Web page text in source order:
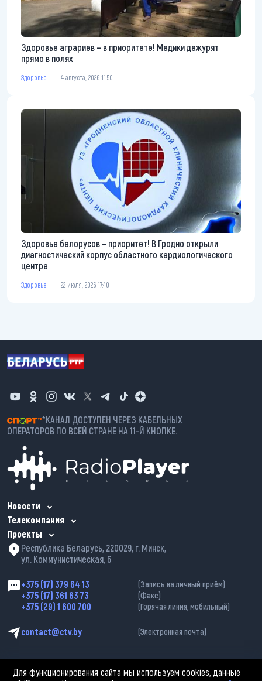
Здоровье аграриев – в приоритете! Медики дежурят
прямо в полях
Здоровье 4 августа, 2026 11:50
Здоровье белорусов – приоритет! В Гродно открыли
диагностический корпус областного кардиологического
центра
Здоровье 22 июля, 2026 17:40
*КАНАЛ ДОСТУПЕН ЧЕРЕЗ КАБЕЛЬНЫХ
ОПЕРАТОРОВ ПО ВСЕЙ СТРАНЕ НА 11-Й КНОПКЕ.
Новости
Телекомпания
Проекты
Республика Беларусь, 220029, г. Минск,
ул. Коммунистическая, 6
+375 (17) 379 64 13 (Запись на личный приём)
+375 (17) 361 63 73 (Факс)
+375 (29) 1 600 700 (Горячая линия, мобильный)
contact@ctv.by (Электронная почта)
Для функционирования сайта мы используем cookies, данные